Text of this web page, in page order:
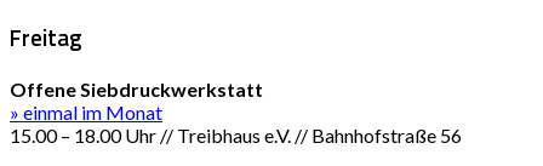
Freitag
Offene Siebdruckwerkstatt
» einmal im Monat
15.00 – 18.00 Uhr // Treibhaus e.V. // Bahnhofstraße 56